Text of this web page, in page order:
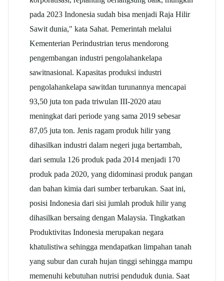
pada 2023 Indonesia sudah bisa menjadi Raja Hilir
Sawit dunia," kata Sahat. Pemerintah melalui
Kementerian Perindustrian terus mendorong
pengembangan industri pengolahankelapa
sawitnasional. Kapasitas produksi industri
pengolahankelapa sawitdan turunannya mencapai
93,50 juta ton pada triwulan III-2020 atau
meningkat dari periode yang sama 2019 sebesar
87,05 juta ton. Jenis ragam produk hilir yang
dihasilkan industri dalam negeri juga bertambah,
dari semula 126 produk pada 2014 menjadi 170
produk pada 2020, yang didominasi produk pangan
dan bahan kimia dari sumber terbarukan. Saat ini,
posisi Indonesia dari sisi jumlah produk hilir yang
dihasilkan bersaing dengan Malaysia. Tingkatkan
Produktivitas Indonesia merupakan negara
khatulistiwa sehingga mendapatkan limpahan tanah
yang subur dan curah hujan tinggi sehingga mampu
memenuhi kebutuhan nutrisi penduduk dunia. Saat